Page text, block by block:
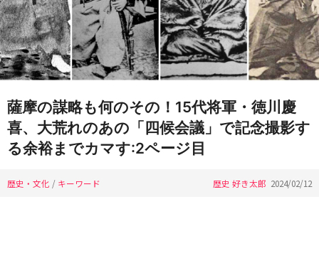
薩摩の謀略も何のその！15代将軍・徳川慶
喜、大荒れのあの「四候会議」で記念撮影す
る余裕までカマす:2ページ目
歴史・文化 / キーワード 歴史 好き太郎 2024/02/12